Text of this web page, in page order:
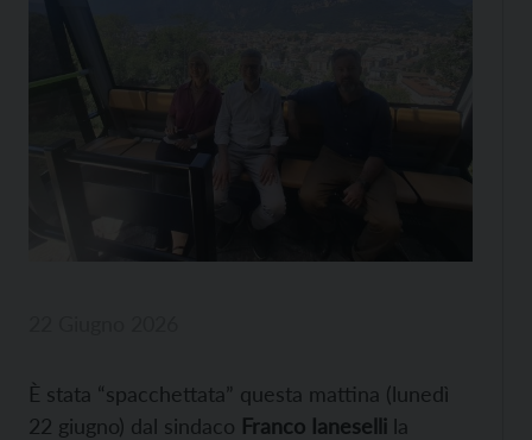
È stata “spacchettata” questa mattina (lunedì
22 giugno) dal sindaco Franco Ianeselli la